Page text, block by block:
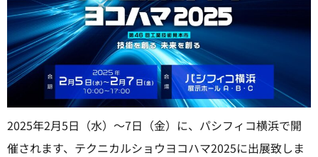
2025年2月5日（水）～7日（金）に、パシフィコ横浜で開
催されます、テクニカルショウヨコハマ2025に出展致しま